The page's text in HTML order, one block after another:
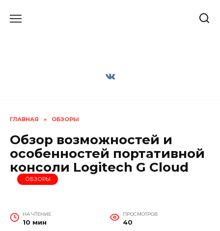
ГЛАВНАЯ » ОБЗОРЫ
Обзор возможностей и
особенностей портативной
консоли Logitech G Cloud
ОБЗОРЫ
НА ЧТЕНИЕ
10 мин
ПРОСМОТРОВ
40